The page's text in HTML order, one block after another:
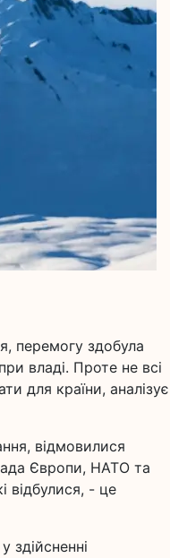
перемогу здобула
владі. Проте не всі
для країни, аналізує
відмовилися
Європи, НАТО та
відбулися, - це
здійсненні